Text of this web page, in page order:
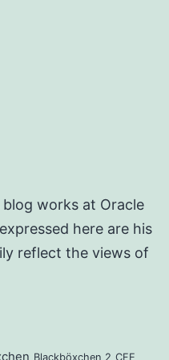
works at Oracle
here are his
reflect the views of
Blackböxchen 2 CFE